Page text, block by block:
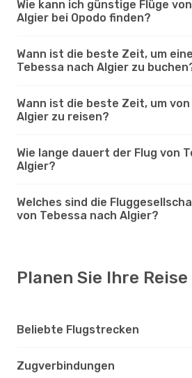
Wie kann ich günstige Flüge
Algier bei Opodo finden?
Wann ist die beste Zeit, um
Tebessa nach Algier zu
Wann ist die beste Zeit, um
Algier zu reisen?
Wie lange dauert der Flug von
Algier?
Welches sind die
von Tebessa nach Algier?
Planen Sie Ihre Reise
Beliebte Flugstrecken
Zugverbindungen